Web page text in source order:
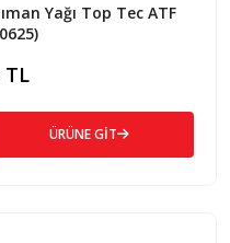
Yağı Top Tec ATF
TL
ÜRÜNE GİT